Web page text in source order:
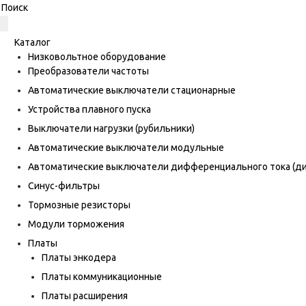
Каталог
Низковольтное оборудование
Преобразователи частоты
Автоматические выключатели стационарные
Устройства плавного пуска
Выключатели нагрузки (рубильники)
Автоматические выключатели модульные
Автоматические выключатели дифференциального тока
Синус-фильтры
Тормозные резисторы
Модули торможения
Платы
Платы энкодера
Платы коммуникационные
Платы расширения